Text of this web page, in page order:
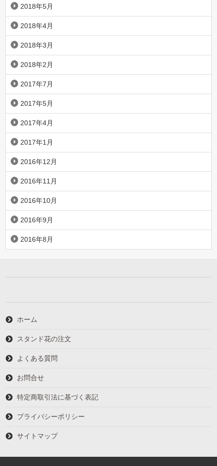
2018年5月
2018年4月
2018年3月
2018年2月
2017年7月
2017年5月
2017年4月
2017年1月
2016年12月
2016年11月
2016年10月
2016年9月
2016年8月
ホーム
スタンド花の注文
よくある質問
お問合せ
特定商取引法に基づく表記
プライバシーポリシー
サイトマップ